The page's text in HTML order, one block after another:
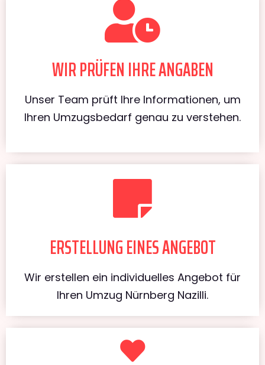
WIR PRÜFEN IHRE ANGABEN
Unser Team prüft Ihre Informationen, um
Ihren Umzugsbedarf genau zu verstehen.
ERSTELLUNG EINES ANGEBOT
Wir erstellen ein individuelles Angebot für
Ihren Umzug Nürnberg Nazilli.